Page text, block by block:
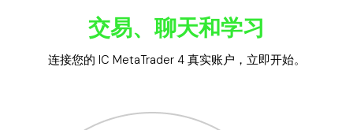
交易、聊天和学习
连接您的 IC MetaTrader 4 真实账户，立即开始。